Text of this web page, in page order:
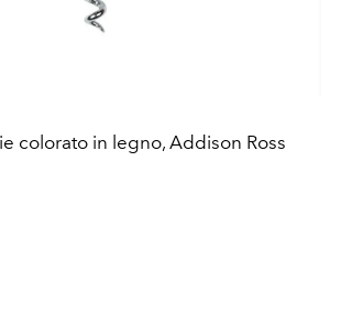
colorato in legno, Addison Ross